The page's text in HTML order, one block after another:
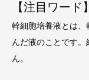
【注目ワー
幹細胞培養液とは
んだ液のことです
ん。